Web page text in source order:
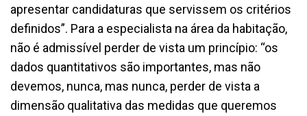
apresentar candidaturas que servissem os critérios
definidos”. Para a especialista na área da habitação,
não é admissível perder de vista um princípio: “os
dados quantitativos são importantes, mas não
devemos, nunca, mas nunca, perder de vista a
dimensão qualitativa das medidas que queremos